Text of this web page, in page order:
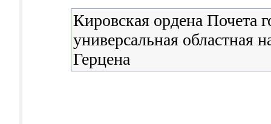
Кировская ордена Почета
универсальная областная
Герцена